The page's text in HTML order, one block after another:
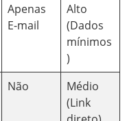
Apenas
E-mail
Alto
(Dados
mínimos
)
Não
Médio
(Link